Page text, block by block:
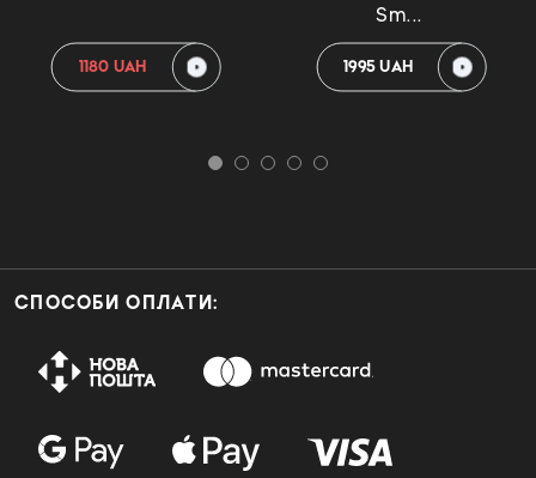
1180 UAH
Sm...
1995 UAH
СПОСОБИ ОПЛАТИ: